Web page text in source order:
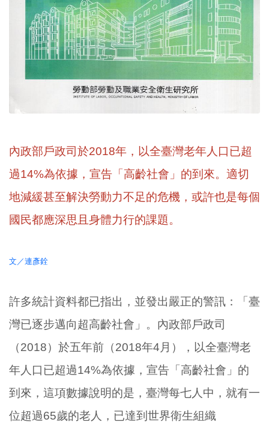
內政部戶政司於2018年，以全臺灣老年人口已超
過14%為依據，宣告「高齡社會」的到來。適切
地減緩甚至解決勞動力不足的危機，或許也是每個
國民都應深思且身體力行的課題。
文／連彥銓
許多統計資料都已指出，並發出嚴正的警訊：「臺
灣已逐步邁向超高齡社會」。內政部戶政司
（2018）於五年前（2018年4月），以全臺灣老
年人口已超過14%為依據，宣告「高齡社會」的
到來，這項數據說明的是，臺灣每七人中，就有一
位超過65歲的老人，已達到世界衛生組織